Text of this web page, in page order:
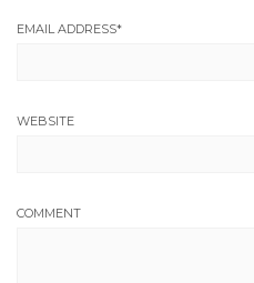
EMAIL ADDRESS*
WEBSITE
COMMENT